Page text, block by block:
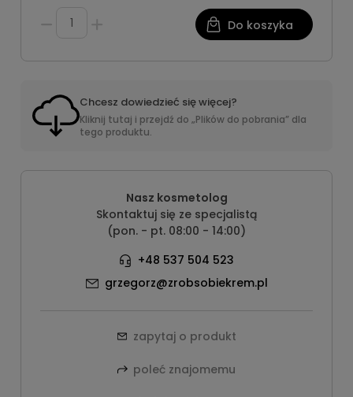
Do koszyka
Chcesz dowiedzieć się więcej?
Kliknij tutaj i przejdź do „Plików do pobrania” dla
tego produktu.
Nasz kosmetolog
Skontaktuj się ze specjalistą
(pon. - pt. 08:00 - 14:00)
+48 537 504 523
grzegorz@zrobsobiekrem.pl
zapytaj o produkt
poleć znajomemu